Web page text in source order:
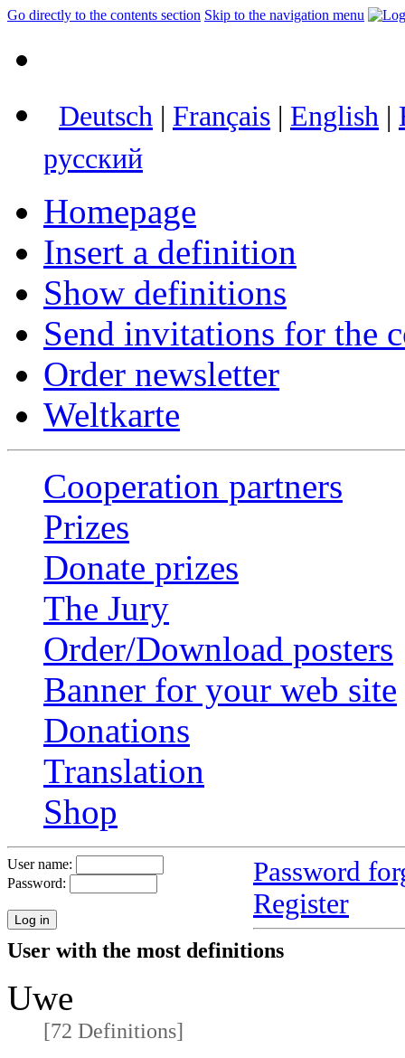
Go directly to the contents section Skip to the navigation menu
Deutsch | Français | English |
русский
Homepage
Insert a definition
Show definitions
Send invitations for the
Order newsletter
Weltkarte
Cooperation partners
Prizes
Donate prizes
The Jury
Order/Download posters
Banner for your web site
Donations
Translation
Shop
User name:
Password:
Password
Register
User with the most definitions
Uwe
[72 Definitions]